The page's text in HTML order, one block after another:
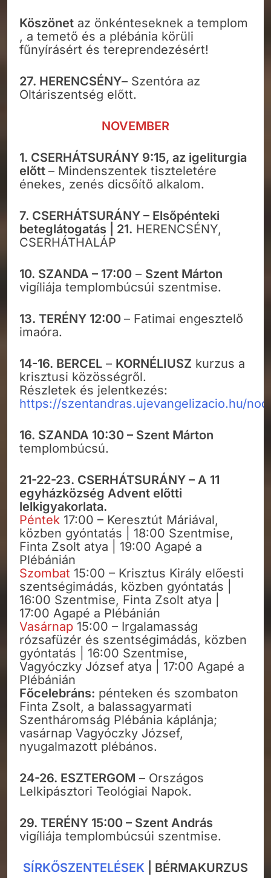
Köszönet az önkénteseknek a templom
, a temető és a plébánia körüli
fűnyírásért és tereprendezésért!
27. HERENCSÉNY– Szentóra az
Oltáriszentség előtt.
NOVEMBER
1. CSERHÁTSURÁNY 9:15, az igeliturgia
előtt – Mindenszentek tiszteletére
énekes, zenés dicsőítő alkalom.
7. CSERHÁTSURÁNY – Elsőpénteki
beteglátogatás | 21. HERENCSÉNY,
CSERHÁTHALÁP
10. SZANDA – 17:00 – Szent Márton
vigíliája templombúcsúi szentmise.
13. TERÉNY 12:00 – Fatimai engesztelő
imaóra.
14-16. BERCEL – KORNÉLIUSZ kurzus a
krisztusi közösségről.
Részletek és jelentkezés:
https://szentandras.ujevangelizacio.hu/
16. SZANDA 10:30 – Szent Márton
templombúcsú.
21-22-23. CSERHÁTSURÁNY – A 11
egyházközség Advent előtti
lelkigyakorlata.
Péntek 17:00 – Keresztút Máriával,
közben gyóntatás | 18:00 Szentmise,
Finta Zsolt atya | 19:00 Agapé a
Plébánián
Szombat 15:00 – Krisztus Király előesti
szentségimádás, közben gyóntatás |
16:00 Szentmise, Finta Zsolt atya |
17:00 Agapé a Plébánián
Vasárnap 15:00 – Irgalamasság
rózsafüzér és szentségimádás, közben
gyóntatás | 16:00 Szentmise,
Vagyóczky József atya | 17:00 Agapé a
Plébánián
Főcelebráns: pénteken és szombaton
Finta Zsolt, a balassagyarmati
Szentháromság Plébánia káplánja;
vasárnap Vagyóczky József,
nyugalmazott plébános.
24-26. ESZTERGOM – Országos
Lelkipásztori Teológiai Napok.
29. TERÉNY 15:00 – Szent András
vigíliája templombúcsúi szentmise.
SÍRKŐSZENTELÉSEK | BÉRMAKURZUS